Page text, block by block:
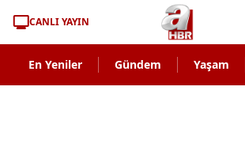
CANLI YAYIN
En Yeniler Gündem Yaşam